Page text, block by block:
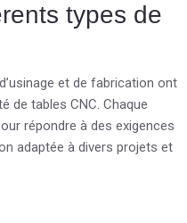
types de
et de fabrication ont
de tables CNC. Chaque
répondre à des exigences
adaptée à divers projets et